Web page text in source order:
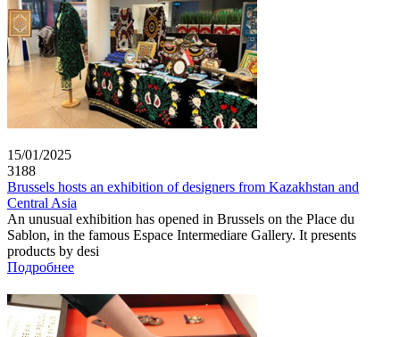
15/01/2025
3188
Brussels hosts an exhibition of designers from Kazakhstan and
Central Asia
An unusual exhibition has opened in Brussels on the Place du
Sablon, in the famous Espace Intermediare Gallery. It presents
products by desi
Подробнее